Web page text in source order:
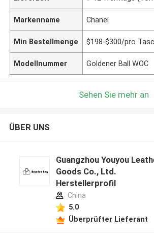
Markenname Chanel
Min Bestellmenge $198-$300/pro
Modellnummer Goldener Ball WOC
Sehen Sie mehr an
ÜBER UNS
Guangzhou Youyou
Goods Co., Ltd.
Herstellerprofil
China
5.0
Überprüfter Lieferant